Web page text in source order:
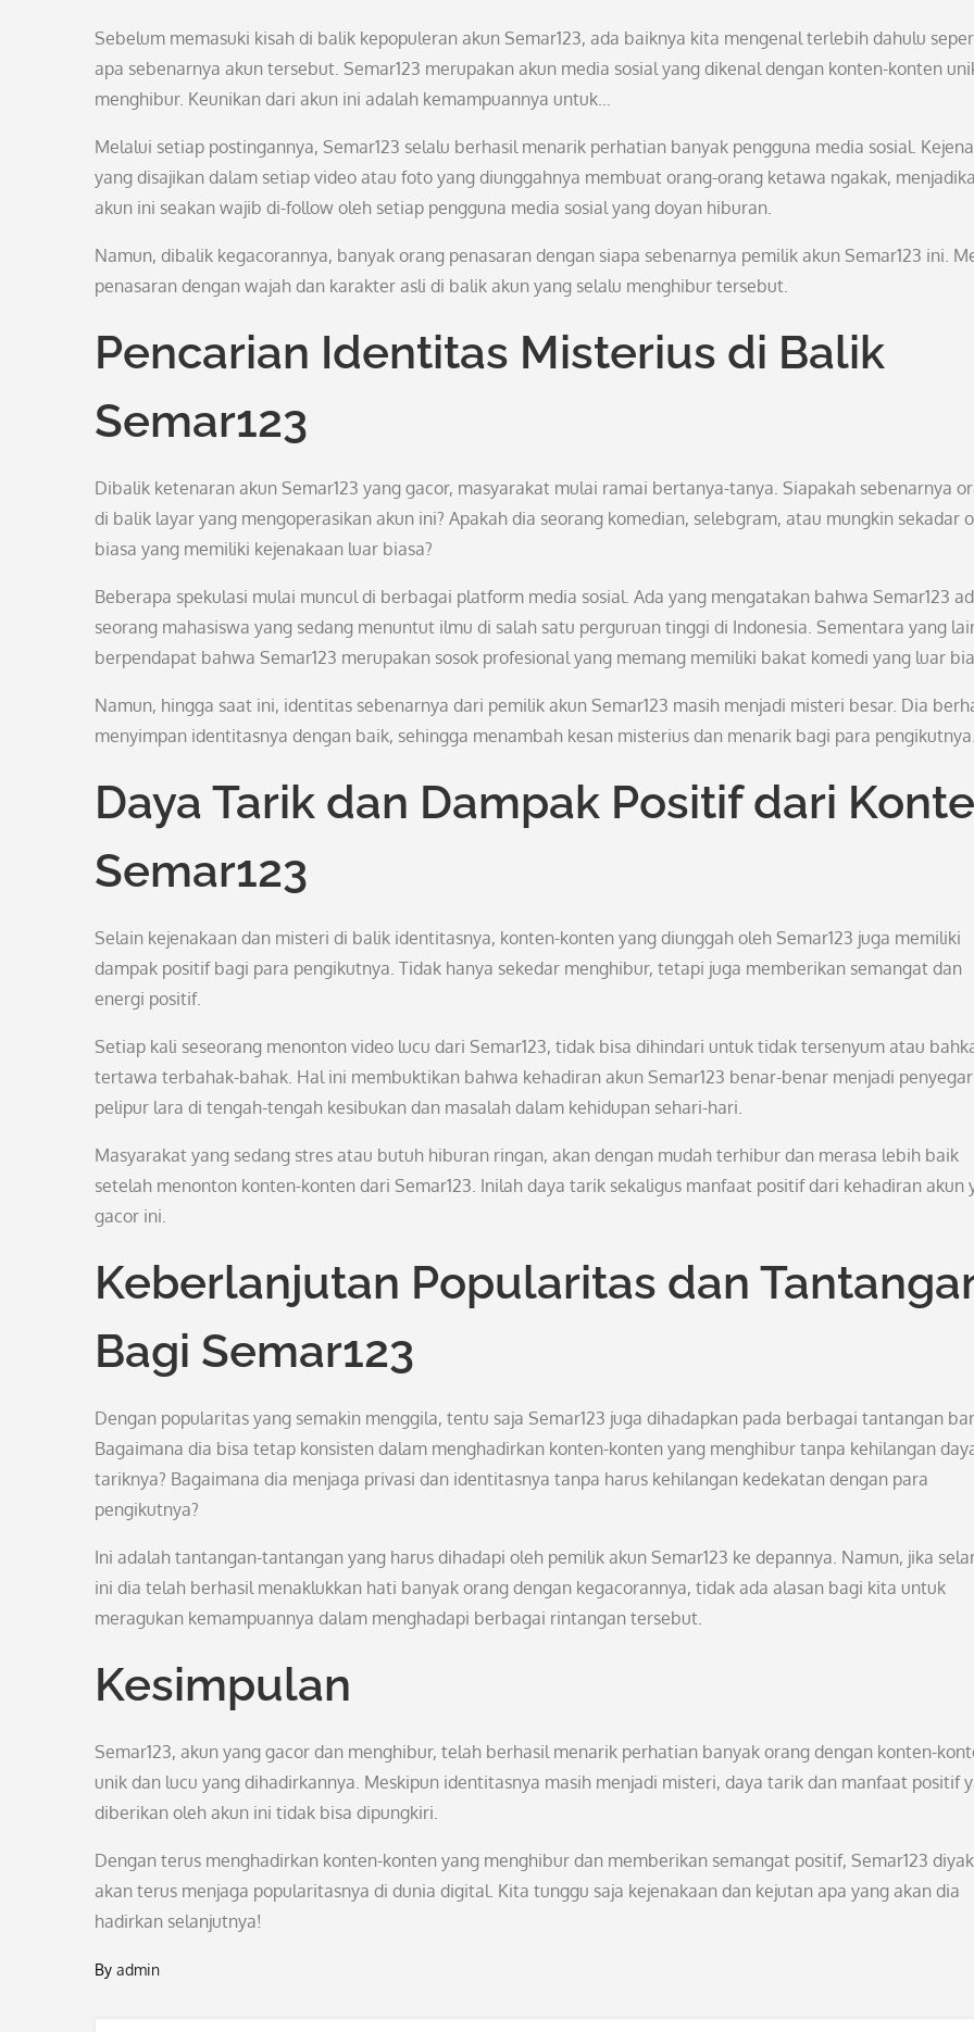
Sebelum memasuki kisah di balik kepopuleran akun Semar123, ada baiknya kita mengenal terlebih dahulu
apa sebenarnya akun tersebut. Semar123 merupakan akun media sosial yang dikenal dengan konten-konten
menghibur. Keunikan dari akun ini adalah kemampuannya untuk…
Melalui setiap postingannya, Semar123 selalu berhasil menarik perhatian banyak pengguna media sosial.
yang disajikan dalam setiap video atau foto yang diunggahnya membuat orang-orang ketawa ngakak,
akun ini seakan wajib di-follow oleh setiap pengguna media sosial yang doyan hiburan.
Namun, dibalik kegacorannya, banyak orang penasaran dengan siapa sebenarnya pemilik akun Semar123 ini.
penasaran dengan wajah dan karakter asli di balik akun yang selalu menghibur tersebut.
Pencarian Identitas Misterius di Balik
Semar123
Dibalik ketenaran akun Semar123 yang gacor, masyarakat mulai ramai bertanya-tanya. Siapakah sebenarnya
di balik layar yang mengoperasikan akun ini? Apakah dia seorang komedian, selebgram, atau mungkin sekadar
biasa yang memiliki kejenakaan luar biasa?
Beberapa spekulasi mulai muncul di berbagai platform media sosial. Ada yang mengatakan bahwa Semar123
seorang mahasiswa yang sedang menuntut ilmu di salah satu perguruan tinggi di Indonesia. Sementara yang
berpendapat bahwa Semar123 merupakan sosok profesional yang memang memiliki bakat komedi yang luar
Namun, hingga saat ini, identitas sebenarnya dari pemilik akun Semar123 masih menjadi misteri besar. Dia
menyimpan identitasnya dengan baik, sehingga menambah kesan misterius dan menarik bagi para pengikutnya.
Daya Tarik dan Dampak Positif dari
Semar123
Selain kejenakaan dan misteri di balik identitasnya, konten-konten yang diunggah oleh Semar123 juga memiliki
dampak positif bagi para pengikutnya. Tidak hanya sekedar menghibur, tetapi juga memberikan semangat dan
energi positif.
Setiap kali seseorang menonton video lucu dari Semar123, tidak bisa dihindari untuk tidak tersenyum atau
tertawa terbahak-bahak. Hal ini membuktikan bahwa kehadiran akun Semar123 benar-benar menjadi
pelipur lara di tengah-tengah kesibukan dan masalah dalam kehidupan sehari-hari.
Masyarakat yang sedang stres atau butuh hiburan ringan, akan dengan mudah terhibur dan merasa lebih baik
setelah menonton konten-konten dari Semar123. Inilah daya tarik sekaligus manfaat positif dari kehadiran akun
gacor ini.
Keberlanjutan Popularitas dan
Bagi Semar123
Dengan popularitas yang semakin menggila, tentu saja Semar123 juga dihadapkan pada berbagai tantangan
Bagaimana dia bisa tetap konsisten dalam menghadirkan konten-konten yang menghibur tanpa kehilangan
tariknya? Bagaimana dia menjaga privasi dan identitasnya tanpa harus kehilangan kedekatan dengan para
pengikutnya?
Ini adalah tantangan-tantangan yang harus dihadapi oleh pemilik akun Semar123 ke depannya. Namun, jika
ini dia telah berhasil menaklukkan hati banyak orang dengan kegacorannya, tidak ada alasan bagi kita untuk
meragukan kemampuannya dalam menghadapi berbagai rintangan tersebut.
Kesimpulan
Semar123, akun yang gacor dan menghibur, telah berhasil menarik perhatian banyak orang dengan konten-
unik dan lucu yang dihadirkannya. Meskipun identitasnya masih menjadi misteri, daya tarik dan manfaat positif
diberikan oleh akun ini tidak bisa dipungkiri.
Dengan terus menghadirkan konten-konten yang menghibur dan memberikan semangat positif, Semar123
akan terus menjaga popularitasnya di dunia digital. Kita tunggu saja kejenakaan dan kejutan apa yang akan dia
hadirkan selanjutnya!
By admin